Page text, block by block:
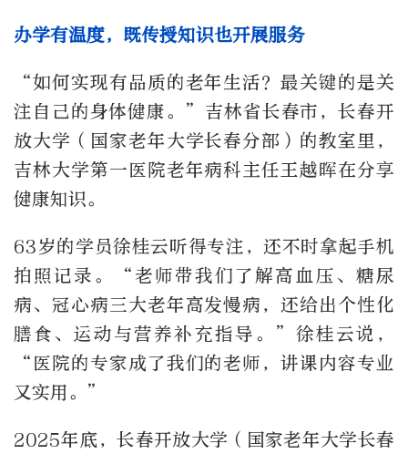
办学有温度，既传授知识也开展服务
“如何实现有品质的老年生活？最关键的是关
注自己的身体健康。”吉林省长春市，长春开
放大学（国家老年大学长春分部）的教室里，
吉林大学第一医院老年病科主任王越晖在分享
健康知识。
63岁的学员徐桂云听得专注，还不时拿起手机
拍照记录。“老师带我们了解高血压、糖尿
病、冠心病三大老年高发慢病，还给出个性化
膳食、运动与营养补充指导。”徐桂云说，
“医院的专家成了我们的老师，讲课内容专业
又实用。”
2025年底，长春开放大学（国家老年大学长春